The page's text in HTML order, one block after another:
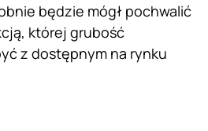
będzie mógł pochwalić
której grubość
z dostępnym na rynku